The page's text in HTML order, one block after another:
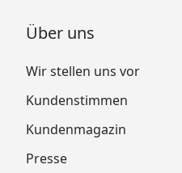
Über uns
Wir stellen uns vor
Kundenstimmen
Kundenmagazin
Presse